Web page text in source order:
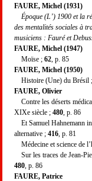
FAURE, Michel (1931)
Époque (L’) 1900 et la
des mentalités sociales à
musiciens : Fauré et
FAURE, Michel (1947)
Moïse ; 62 , p. 85
FAURE, Michel (1950)
Histoire (Une) du Brésil ;
FAURE, Olivier
Contre les déserts
XIXe siècle ; 480 , p. 86
Et Samuel Hahnemann
alternative ; 416 , p. 81
Médecine et science de
Sur les traces de Jean-
480 , p. 86
FAURE, Patrice